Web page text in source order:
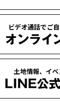
ビデオ通話でご
土地情報、 イ